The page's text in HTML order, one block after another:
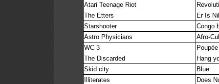
Atari Teenage Riot
The Etters
Er Is
Starshooter
Congo
Astro Physicians
Afro-
WC 3
The Discarded
Hang
Skid city
Blue
Illiterates
Does